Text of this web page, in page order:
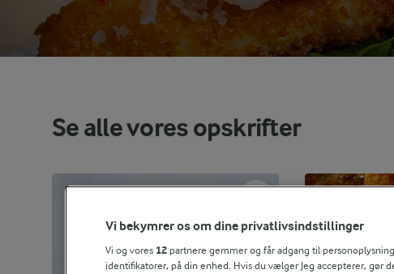
Se alle vores opskrifter
Vi bekymrer os om dine privatlivsindstillinger
Vi og vores 12 partnere gemmer og får adgang til
identifikatorer, på din enhed. Hvis du vælger Jeg accepterer, gør